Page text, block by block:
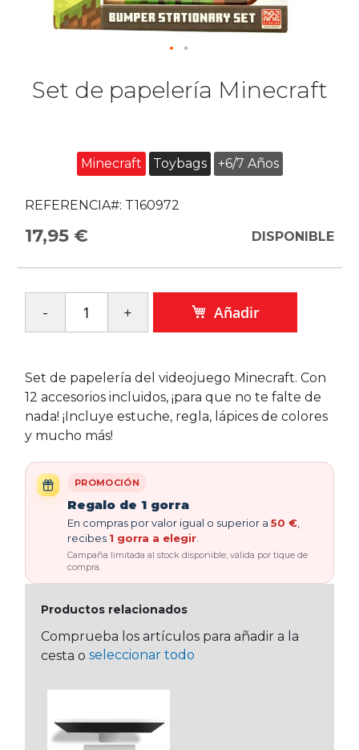
Set de papelería Minecraft
Minecraft Toybags +6/7 Años
REFERENCIA#: T160972
17,95 € DISPONIBLE
Añadir
Set de papelería del videojuego Minecraft. Con
12 accesorios incluidos, ¡para que no te falte de
nada! ¡Incluye estuche, regla, lápices de colores
y mucho más!
PROMOCIÓN
Regalo de 1 gorra
En compras por valor igual o superior a 50 €
recibes 1 gorra a elegir
Campaña limitada al stock disponible, válida por tique de
compra.
Productos relacionados
Comprueba los artículos para añadir a la
cesta o seleccionar todo